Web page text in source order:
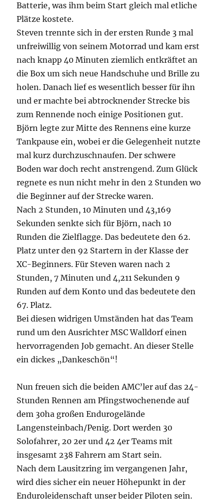
Batterie, was ihm beim Start gleich mal etliche
Plätze kostete.
Steven trennte sich in der ersten Runde 3 mal
unfreiwillig von seinem Motorrad und kam erst
nach knapp 40 Minuten ziemlich entkräftet an
die Box um sich neue Handschuhe und Brille zu
holen. Danach lief es wesentlich besser für ihn
und er machte bei abtrocknender Strecke bis
zum Rennende noch einige Positionen gut.
Björn legte zur Mitte des Rennens eine kurze
Tankpause ein, wobei er die Gelegenheit nutzte
mal kurz durchzuschnaufen. Der schwere
Boden war doch recht anstrengend. Zum Glück
regnete es nun nicht mehr in den 2 Stunden wo
die Beginner auf der Strecke waren.
Nach 2 Stunden, 10 Minuten und 43,169
Sekunden senkte sich für Björn, nach 10
Runden die Zielflagge. Das bedeutete den 62.
Platz unter den 92 Startern in der Klasse der
XC-Beginners. Für Steven waren nach 2
Stunden, 7 Minuten und 4,211 Sekunden 9
Runden auf dem Konto und das bedeutete den
67. Platz.
Bei diesen widrigen Umständen hat das Team
rund um den Ausrichter MSC Walldorf einen
hervorragenden Job gemacht. An dieser Stelle
ein dickes „Dankeschön“!
Nun freuen sich die beiden AMC’ler auf das 24-
Stunden Rennen am Pfingstwochenende auf
dem 30ha großen Endurogelände
Langensteinbach/Penig. Dort werden 30
Solofahrer, 20 2er und 42 4er Teams mit
insgesamt 238 Fahrern am Start sein.
Nach dem Lausitzring im vergangenen Jahr,
wird dies sicher ein neuer Höhepunkt in der
Enduroleidenschaft unser beider Piloten sein.